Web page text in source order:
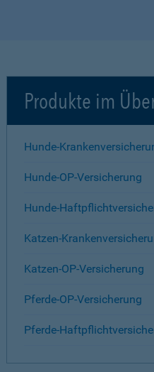
Produkte im
Hunde-
Hunde-OP-Versicherung
Hunde-
Katzen-
Katzen-OP-Versicherung
Pferde-OP-Versicherung
Pferde-